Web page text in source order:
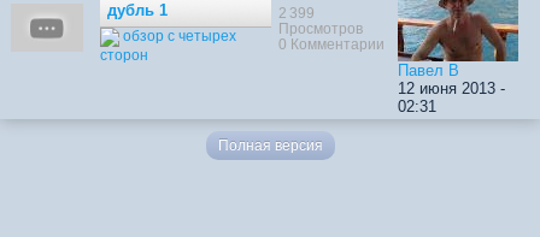
дубль 1
обзор с четырех
сторон
2 399
Просмотров
0 Комментарии
Павел В
12 июня 2013 -
02:31
Полная версия